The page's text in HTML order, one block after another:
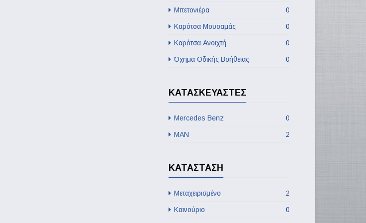
Μπετονιέρα 0
Καρότσα Μουσαμάς 0
Καρότσα Aνοιχτή 0
Όχημα Οδικής Βοήθειας 0
ΚΑΤΑΣΚΕΥΑΣΤΈΣ
Mercedes Benz 0
MAN 2
ΚΑΤΆΣΤΑΣΗ
Μεταχειρισμένο 2
Καινούριο 0